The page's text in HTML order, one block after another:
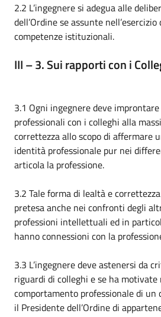
2.2 L’ingegnere si adegua alle
dell’Ordine se assunte
competenze istituzionali.
III – 3. Sui rapporti con i
3.1 Ogni ingegnere deve
professionali con i colleghi alla
correttezza allo scopo di affermare
identità professionale pur nei
articola la professione.
3.2 Tale forma di lealtà e
pretesa anche nei confronti degli
professioni intellettuali ed in
hanno connessioni con la
3.3 L’ingegnere deve astenersi da
riguardi di colleghi e se ha motivate
comportamento professionale di un
il Presidente dell’Ordine di